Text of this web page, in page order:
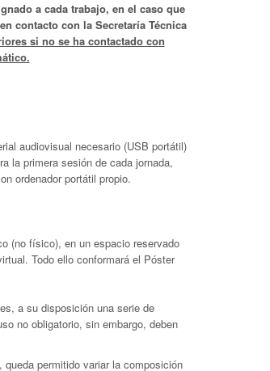
a cada trabajo, en el caso que
contacto con la Secretaría Técnica
si no se ha contactado con
audiovisual necesario (USB portátil)
la primera sesión de cada jornada,
ordenador portátil propio.
(no físico), en un espacio reservado
Todo ello conformará el Póster
a su disposición una serie de
no obligatorio, sin embargo, deben
permitido variar la composición